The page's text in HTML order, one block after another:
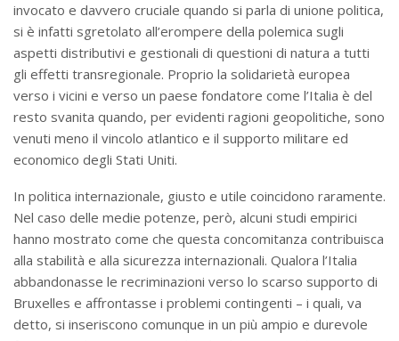
invocato e davvero cruciale quando si parla di unione politica,
si è infatti sgretolato all’erompere della polemica sugli
aspetti distributivi e gestionali di questioni di natura a tutti
gli effetti transregionale. Proprio la solidarietà europea
verso i vicini e verso un paese fondatore come l’Italia è del
resto svanita quando, per evidenti ragioni geopolitiche, sono
venuti meno il vincolo atlantico e il supporto militare ed
economico degli Stati Uniti.
In politica internazionale, giusto e utile coincidono raramente.
Nel caso delle medie potenze, però, alcuni studi empirici
hanno mostrato come che questa concomitanza contribuisca
alla stabilità e alla sicurezza internazionali. Qualora l’Italia
abbandonasse le recriminazioni verso lo scarso supporto di
Bruxelles e affrontasse i problemi contingenti – i quali, va
detto, si inseriscono comunque in un più ampio e durevole